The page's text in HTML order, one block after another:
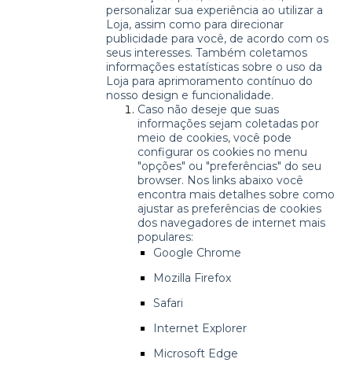
personalizar sua experiência ao utilizar a
Loja, assim como para direcionar
publicidade para você, de acordo com os
seus interesses. Também coletamos
informações estatísticas sobre o uso da
Loja para aprimoramento contínuo do
nosso design e funcionalidade.
Caso não deseje que suas
informações sejam coletadas por
meio de cookies, você pode
configurar os cookies no menu
"opções" ou "preferências" do seu
browser. Nos links abaixo você
encontra mais detalhes sobre como
ajustar as preferências de cookies
dos navegadores de internet mais
populares:
Google Chrome
Mozilla Firefox
Safari
Internet Explorer
Microsoft Edge